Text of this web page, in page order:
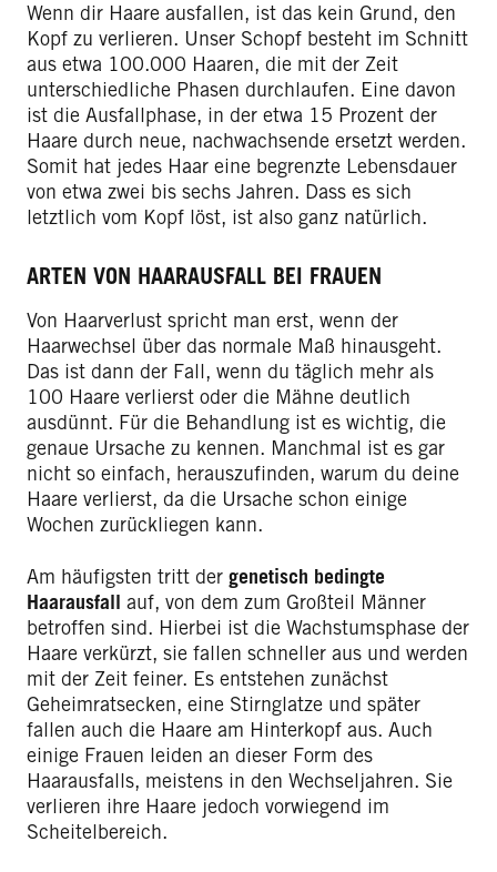
Wenn dir Haare ausfallen, ist das kein Grund, den
Kopf zu verlieren. Unser Schopf besteht im Schnitt
aus etwa 100.000 Haaren, die mit der Zeit
unterschiedliche Phasen durchlaufen. Eine davon
ist die Ausfallphase, in der etwa 15 Prozent der
Haare durch neue, nachwachsende ersetzt werden.
Somit hat jedes Haar eine begrenzte Lebensdauer
von etwa zwei bis sechs Jahren. Dass es sich
letztlich vom Kopf löst, ist also ganz natürlich.
ARTEN VON HAARAUSFALL BEI FRAUEN
Von Haarverlust spricht man erst, wenn der
Haarwechsel über das normale Maß hinausgeht.
Das ist dann der Fall, wenn du täglich mehr als
100 Haare verlierst oder die Mähne deutlich
ausdünnt. Für die Behandlung ist es wichtig, die
genaue Ursache zu kennen. Manchmal ist es gar
nicht so einfach, herauszufinden, warum du deine
Haare verlierst, da die Ursache schon einige
Wochen zurückliegen kann.
Am häufigsten tritt der genetisch bedingte
Haarausfall auf, von dem zum Großteil Männer
betroffen sind. Hierbei ist die Wachstumsphase der
Haare verkürzt, sie fallen schneller aus und werden
mit der Zeit feiner. Es entstehen zunächst
Geheimratsecken, eine Stirnglatze und später
fallen auch die Haare am Hinterkopf aus. Auch
einige Frauen leiden an dieser Form des
Haarausfalls, meistens in den Wechseljahren. Sie
verlieren ihre Haare jedoch vorwiegend im
Scheitelbereich.